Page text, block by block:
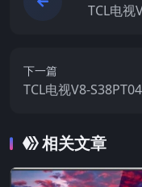
TCL电视
下一篇
TCL电视V8-
相关文章